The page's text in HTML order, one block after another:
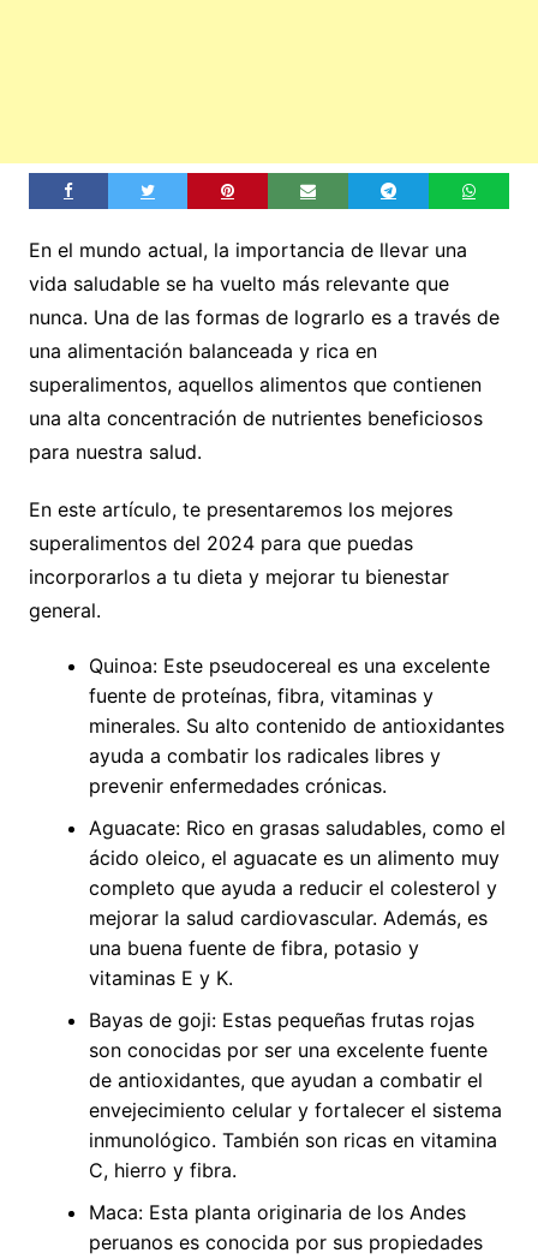
En el mundo actual, la importancia de llevar una
vida saludable se ha vuelto más relevante que
nunca. Una de las formas de lograrlo es a través de
una alimentación balanceada y rica en
superalimentos, aquellos alimentos que contienen
una alta concentración de nutrientes beneficiosos
para nuestra salud.
En este artículo, te presentaremos los mejores
superalimentos del 2024 para que puedas
incorporarlos a tu dieta y mejorar tu bienestar
general.
Quinoa: Este pseudocereal es una excelente
fuente de proteínas, fibra, vitaminas y
minerales. Su alto contenido de antioxidantes
ayuda a combatir los radicales libres y
prevenir enfermedades crónicas.
Aguacate: Rico en grasas saludables, como el
ácido oleico, el aguacate es un alimento muy
completo que ayuda a reducir el colesterol y
mejorar la salud cardiovascular. Además, es
una buena fuente de fibra, potasio y
vitaminas E y K.
Bayas de goji: Estas pequeñas frutas rojas
son conocidas por ser una excelente fuente
de antioxidantes, que ayudan a combatir el
envejecimiento celular y fortalecer el sistema
inmunológico. También son ricas en vitamina
C, hierro y fibra.
Maca: Esta planta originaria de los Andes
peruanos es conocida por sus propiedades